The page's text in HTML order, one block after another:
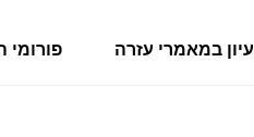
עיון במאמרי עזרה פורומי